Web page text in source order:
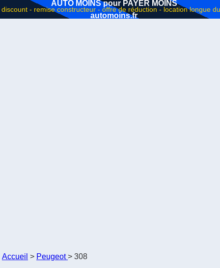
AUTO MOINS pour PAYER MOINS
automoins.fr
Accueil > Peugeot> 308